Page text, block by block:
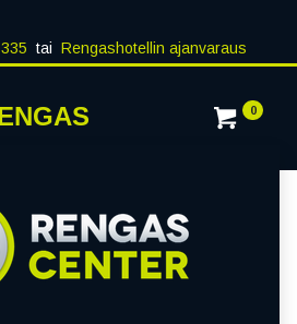
tai Rengashotellin ajanvaraus
0